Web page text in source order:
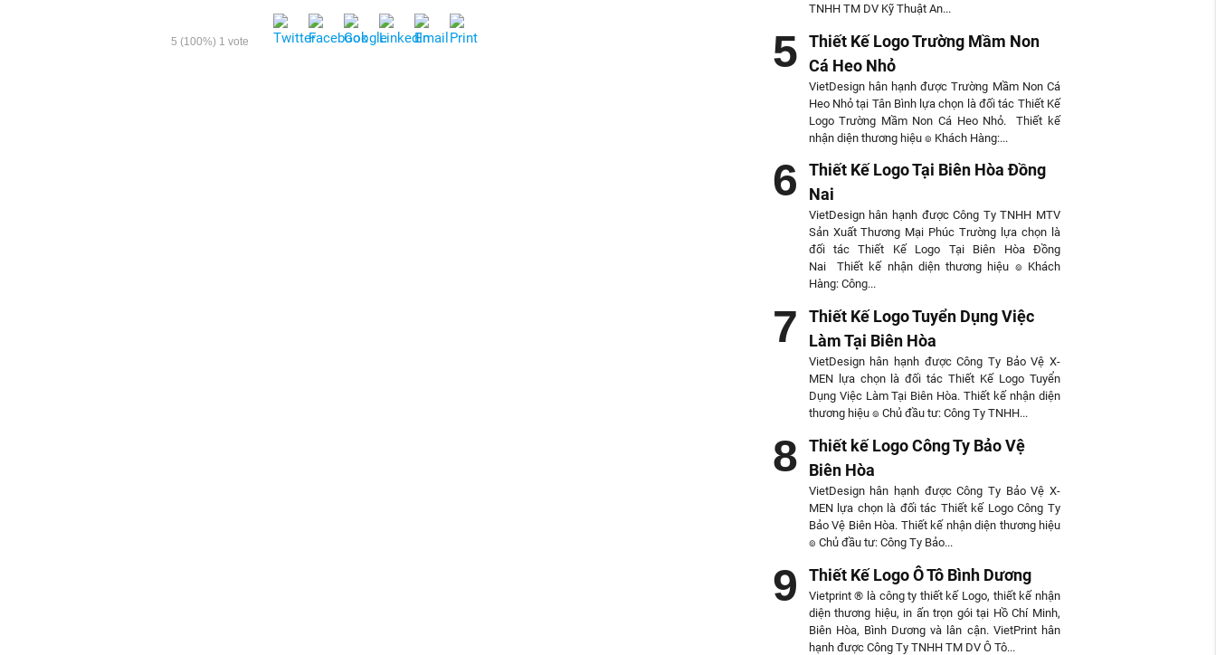
5 (100%) 1 vote
TNHH TM DV Kỹ Thuật An...
Thiết Kế Logo Trường Mầm Non
Cá Heo Nhỏ
VietDesign hân hạnh được Trường Mầm Non Cá
Heo Nhỏ tại Tân Bình lựa chọn là đối tác Thiết Kế
Logo Trường Mầm Non Cá Heo Nhỏ. Thiết kế
nhận diện thương hiệu ๏ Khách Hàng:...
Thiết Kế Logo Tại Biên Hòa Đồng
Nai
VietDesign hân hạnh được Công Ty TNHH MTV
Sản Xuất Thương Mại Phúc Trường lựa chọn là
đối tác Thiết Kế Logo Tại Biên Hòa Đồng
Nai Thiết kế nhận diện thương hiệu ๏ Khách
Hàng: Công...
Thiết Kế Logo Tuyển Dụng Việc
Làm Tại Biên Hòa
VietDesign hân hạnh được Công Ty Bảo Vệ X-
MEN lựa chọn là đối tác Thiết Kế Logo Tuyển
Dụng Việc Làm Tại Biên Hòa. Thiết kế nhận diện
thương hiệu ๏ Chủ đầu tư: Công Ty TNHH...
Thiết kế Logo Công Ty Bảo Vệ
Biên Hòa
VietDesign hân hạnh được Công Ty Bảo Vệ X-
MEN lựa chọn là đối tác Thiết kế Logo Công Ty
Bảo Vệ Biên Hòa. Thiết kế nhận diện thương hiệu
๏ Chủ đầu tư: Công Ty Bảo...
Thiết Kế Logo Ô Tô Bình Dương
Vietprint ® là công ty thiết kế Logo, thiết kế nhận
diện thương hiệu, in ấn trọn gói tại Hồ Chí Minh,
Biên Hòa, Bình Dương và lân cận. VietPrint hân
hạnh được Công Ty TNHH TM DV Ô Tô...